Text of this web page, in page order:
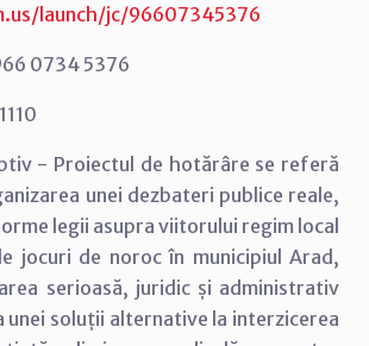
launch/jc/96607345376
0734 5376
- Proiectul de hotărâre se referă
unei dezbateri publice reale,
legii asupra viitorului regim local
jocuri de noroc în municipiul Arad,
serioasă, juridic și administrativ
unei soluții alternative la interzicerea